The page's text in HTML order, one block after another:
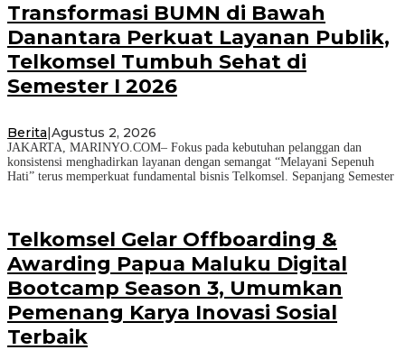
Transformasi BUMN di Bawah
Danantara Perkuat Layanan Publik,
Telkomsel Tumbuh Sehat di
Semester I 2026
Berita Agustus 2, 2026
JAKARTA, MARINYO.COM– Fokus pada kebutuhan pelanggan dan
konsistensi menghadirkan layanan dengan semangat “Melayani Sepenuh
Hati” terus memperkuat fundamental bisnis Telkomsel. Sepanjang Semester
Telkomsel Gelar Offboarding &
Awarding Papua Maluku Digital
Bootcamp Season 3, Umumkan
Pemenang Karya Inovasi Sosial
Terbaik